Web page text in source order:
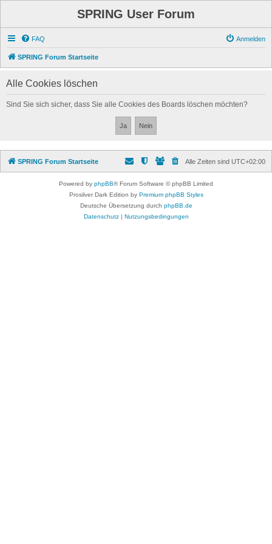
SPRING User Forum
FAQ Anmelden
SPRING Forum Startseite
Alle Cookies löschen
Sind Sie sich sicher, dass Sie alle Cookies des Boards löschen möchten?
SPRING Forum Startseite Alle Zeiten sind UTC+02:00
Powered by phpBB® Forum Software © phpBB Limited
Prosilver Dark Edition by Premium phpBB Styles
Deutsche Übersetzung durch phpBB.de
Datenschutz| Nutzungsbedingungen